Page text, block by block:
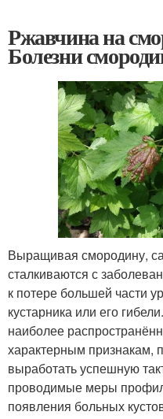
Ржавчина на
Болезни
Выращивая смородину,
сталкиваются с
к потере большей части
кустарника или его
наиболее
характерным признакам,
выработать успешную
проводимые меры
появления больных